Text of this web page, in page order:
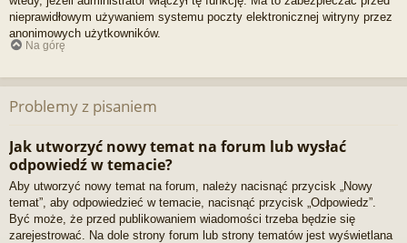
nieprawidłowym używaniem systemu poczty elektronicznej witryny przez
anonimowych użytkowników.
Na górę
Problemy z pisaniem
Jak utworzyć nowy temat na forum lub wysłać
odpowiedź w temacie?
Aby utworzyć nowy temat na forum, należy nacisnąć przycisk „Nowy
temat”, aby odpowiedzieć w temacie, nacisnąć przycisk „Odpowiedz”.
Być może, że przed publikowaniem wiadomości trzeba będzie się
zarejestrować. Na dole strony forum lub strony tematów jest wyświetlana